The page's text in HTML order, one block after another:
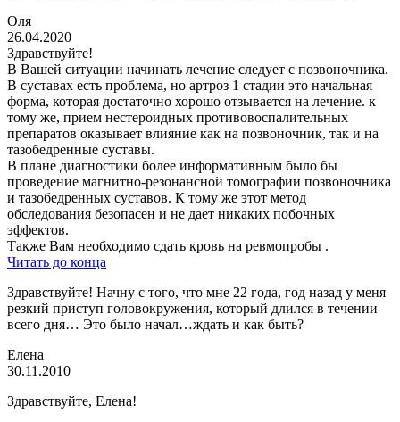
Оля
26.04.2020
Здравствуйте!
В Вашей ситуации начинать лечение следует с позвоночника.
В суставах есть проблема, но артроз 1 стадии это начальная
форма, которая достаточно хорошо отзывается на лечение. к
тому же, прием нестероидных противовоспалительных
препаратов оказывает влияние как на позвоночник, так и на
тазобедренные суставы.
В плане диагностики более информативным было бы
проведение магнитно-резонансной томографии позвоночника
и тазобедренных суставов. К тому же этот метод
обследования безопасен и не дает никаких побочных
эффектов.
Также Вам необходимо сдать кровь на ревмопробы .
Читать до конца
Здравствуйте! Начну с того, что мне 22 года, год назад у меня
резкий приступ головокружения, который длился в течении
всего дня… Это было начал…ждать и как быть?
Елена
30.11.2010
Здравствуйте, Елена!